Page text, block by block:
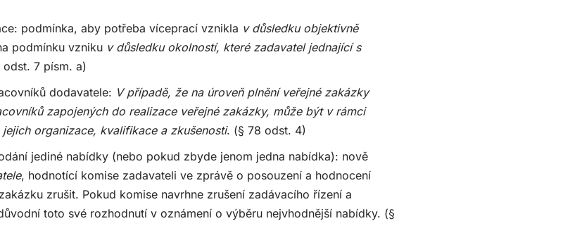
podmínka, aby potřeba víceprací vznikla v důsledku objektivně
podmínku vzniku v důsledku okolností, které zadavatel jednající s
odst. 7 písm. a)
dodavatele: V případě, že na úroveň plnění veřejné zakázky
zapojených do realizace veřejné zakázky, může být v rámci
organizace, kvalifikace a zkušenosti. (§ 78 odst. 4)
jediné nabídky (nebo pokud zbyde jenom jedna nabídka): nově
, hodnotící komise zadavateli ve zprávě o posouzení a hodnocení
zrušit. Pokud komise navrhne zrušení zadávacího řízení a
toto své rozhodnutí v oznámení o výběru nejvhodnější nabídky. (§